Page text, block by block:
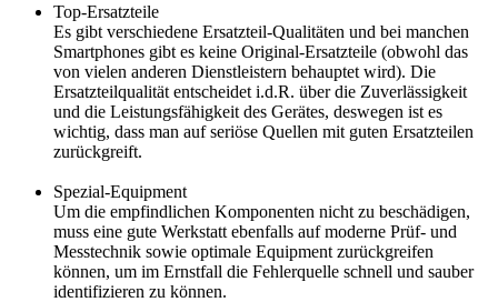
Top-Ersatzteile
Es gibt verschiedene Ersatzteil-Qualitäten und bei manchen
Smartphones gibt es keine Original-Ersatzteile (obwohl das
von vielen anderen Dienstleistern behauptet wird). Die
Ersatzteilqualität entscheidet i.d.R. über die Zuverlässigkeit
und die Leistungsfähigkeit des Gerätes, deswegen ist es
wichtig, dass man auf seriöse Quellen mit guten Ersatzteilen
zurückgreift.
Spezial-Equipment
Um die empfindlichen Komponenten nicht zu beschädigen,
muss eine gute Werkstatt ebenfalls auf moderne Prüf- und
Messtechnik sowie optimale Equipment zurückgreifen
können, um im Ernstfall die Fehlerquelle schnell und sauber
identifizieren zu können.